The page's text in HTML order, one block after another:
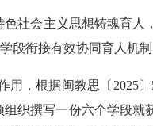
社会主义思想铸魂育人
段衔接有效协同育人机制
，根据闽教思〔2025〕
织撰写一份六个学段就